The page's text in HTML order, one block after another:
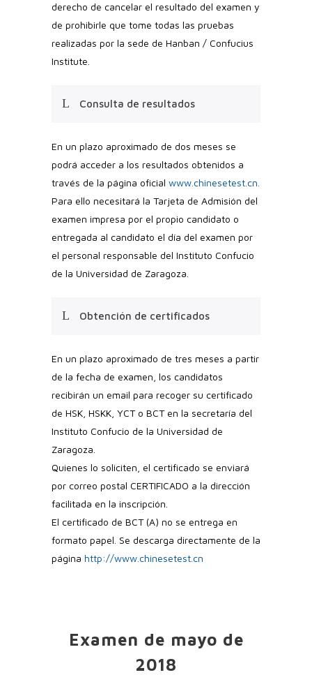
derecho de cancelar el resultado del examen y
de prohibirle que tome todas las pruebas
realizadas por la sede de Hanban / Confucius
Institute.
Consulta de resultados
En un plazo aproximado de dos meses se
podrá acceder a los resultados obtenidos a
través de la página oficial www.chinesetest.cn
Para ello necesitará la Tarjeta de Admisión del
examen impresa por el propio candidato o
entregada al candidato el día del examen por
el personal responsable del Instituto Confucio
de la Universidad de Zaragoza.
Obtención de certificados
En un plazo aproximado de tres meses a partir
de la fecha de examen, los candidatos
recibirán un email para recoger su certificado
de HSK, HSKK, YCT o BCT en la secretaría del
Instituto Confucio de la Universidad de
Zaragoza.
Quienes lo soliciten, el certificado se enviará
por correo postal CERTIFICADO a la dirección
facilitada en la inscripción.
El certificado de BCT (A) no se entrega en
formato papel. Se descarga directamente de la
página http://www.chinesetest.cn
Examen de mayo de
2018